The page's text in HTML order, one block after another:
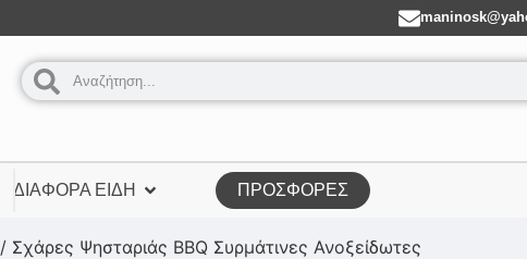
ΔΙΆΦΟΡΑ ΕΊΔΗ ΠΡΟΣΦΟΡΕΣ
/ Σχάρες Ψησταριάς BBQ Συρμάτινες Ανοξείδωτες